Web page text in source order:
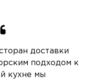
доставки
подходом к
кухне мы